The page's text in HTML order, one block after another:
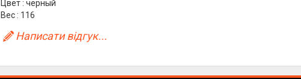
Цвет : черный
Вес : 116
Написати відгук...